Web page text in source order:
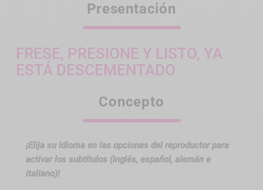
Presentación
FRESE, PRESIONE Y LISTO, YA
ESTÁ DESCEMENTADO
Concepto
¡Elija su idioma en las opciones del reproductor para
activar los subtítulos (inglés, español, alemán e
italiano)!